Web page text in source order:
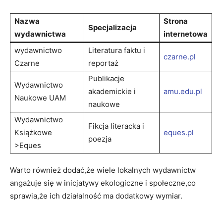
Nazwa
wydawnictwa
Specjalizacja
Strona
internetowa
wydawnictwo
Czarne
Literatura faktu i
reportaż
czarne.pl
Wydawnictwo
Naukowe UAM
Publikacje
akademickie i
naukowe
amu.edu.pl
Wydawnictwo
Książkowe
>Eques
Fikcja literacka i
poezja
eques.pl
Warto również dodać,że wiele lokalnych wydawnictw
angażuje się w inicjatywy ekologiczne i społeczne,co
sprawia,że ich działalność ma dodatkowy wymiar.